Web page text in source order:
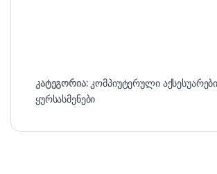
კატეგორია:კომპიუტერული აქსესუარები
ყურსასმენები